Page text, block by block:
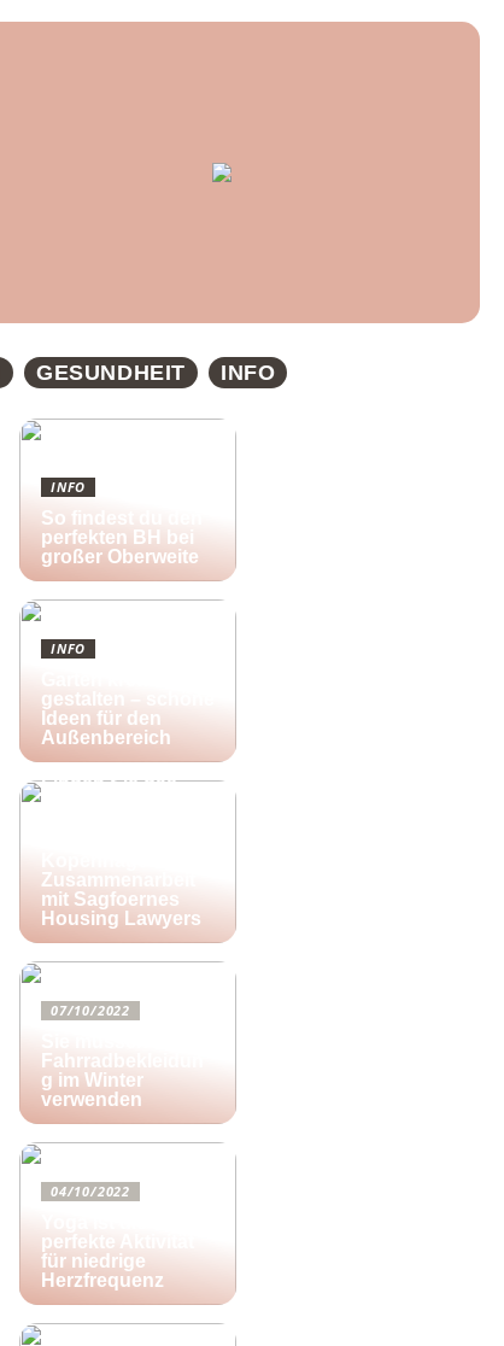
GESUNDHEIT INFO
INFO
So findest du den
perfekten BH bei
großer Oberweite
INFO
gestalten – schöne
Ideen für den
Außenbereich
Finden Sie das
Zusammenarbeit
mit Sagfoernes
Housing Lawyers
07/10/2022
Fahrradbekleidun
g im Winter
verwenden
04/10/2022
perfekte Aktivität
für niedrige
Herzfrequenz